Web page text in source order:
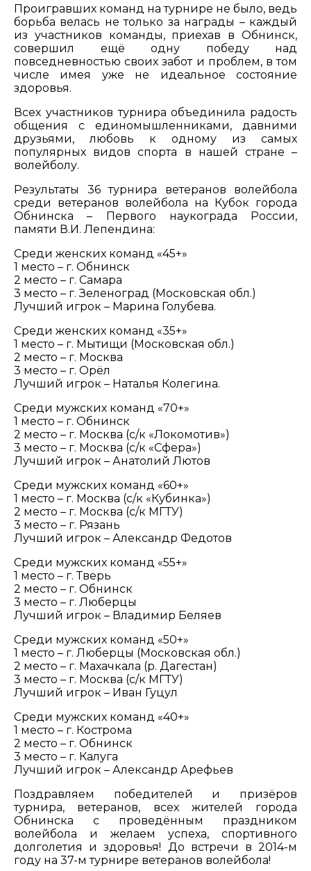
Проигравших команд на турнире не было, ведь
борьба велась не только за награды – каждый
из участников команды, приехав в Обнинск,
совершил ещё одну победу над
повседневностью своих забот и проблем, в том
числе имея уже не идеальное состояние
здоровья.
Всех участников турнира объединила радость
общения с единомышленниками, давними
друзьями, любовь к одному из самых
популярных видов спорта в нашей стране –
волейболу.
Результаты 36 турнира ветеранов волейбола
среди ветеранов волейбола на Кубок города
Обнинска – Первого наукограда России,
памяти В.И. Лепендина:
Среди женских команд «45+»
1 место – г. Обнинск
2 место – г. Самара
3 место – г. Зеленоград (Московская обл.)
Лучший игрок – Марина Голубева.
Среди женских команд «35+»
1 место – г. Мытищи (Московская обл.)
2 место – г. Москва
3 место – г. Орёл
Лучший игрок – Наталья Колегина.
Среди мужских команд «70+»
1 место – г. Обнинск
2 место – г. Москва (с/к «Локомотив»)
3 место – г. Москва (с/к «Сфера»)
Лучший игрок – Анатолий Лютов
Среди мужских команд «60+»
1 место – г. Москва (с/к «Кубинка»)
2 место – г. Москва (с/к МГТУ)
3 место – г. Рязань
Лучший игрок – Александр Федотов
Среди мужских команд «55+»
1 место – г. Тверь
2 место – г. Обнинск
3 место – г. Люберцы
Лучший игрок – Владимир Беляев
Среди мужских команд «50+»
1 место – г. Люберцы (Московская обл.)
2 место – г. Махачкала (р. Дагестан)
3 место – г. Москва (с/к МГТУ)
Лучший игрок – Иван Гуцул
Среди мужских команд «40+»
1 место – г. Кострома
2 место – г. Обнинск
3 место – г. Калуга
Лучший игрок – Александр Арефьев
Поздравляем победителей и призёров
турнира, ветеранов, всех жителей города
Обнинска с проведённым праздником
волейбола и желаем успеха, спортивного
долголетия и здоровья! До встречи в 2014-м
году на 37-м турнире ветеранов волейбола!